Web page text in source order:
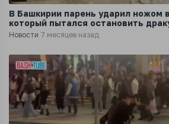
В Башкирии парень ударил ножом
который пытался остановить
Новости 7 месяцев назад